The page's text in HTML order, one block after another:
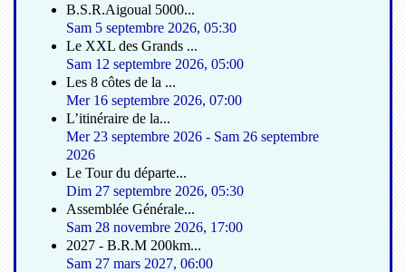
B.S.R.Aigoual 5000...
Sam 5 septembre 2026, 05:30
Le XXL des Grands ...
Sam 12 septembre 2026, 05:00
Les 8 côtes de la ...
Mer 16 septembre 2026, 07:00
L’itinéraire de la...
Mer 23 septembre 2026 - Sam 26 septembre
2026
Le Tour du départe...
Dim 27 septembre 2026, 05:30
Assemblée Générale...
Sam 28 novembre 2026, 17:00
2027 - B.R.M 200km...
Sam 27 mars 2027, 06:00